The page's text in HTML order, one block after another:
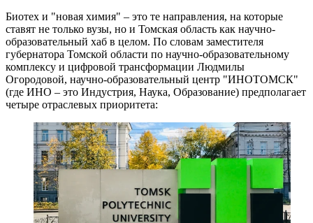
Биотех и "новая химия" – это те направления, на которые
ставят не только вузы, но и Томская область как научно-
образовательный хаб в целом. По словам заместителя
губернатора Томской области по научно-образовательному
комплексу и цифровой трансформации Людмилы
Огородовой, научно-образовательный центр "ИНОТОМСК"
(где ИНО – это Индустрия, Наука, Образование) предполагает
четыре отраслевых приоритета: